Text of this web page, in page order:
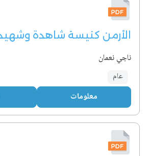
الأرمن كنيسة شاهدة
ناجي نعمان
عام
معلومات